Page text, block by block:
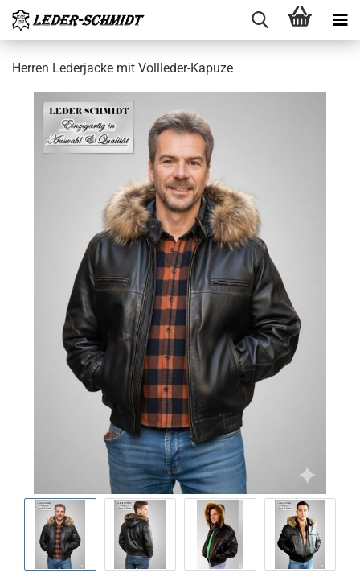
Her­ren Le­der­ja­cke mit Vollleder-​Kapuze